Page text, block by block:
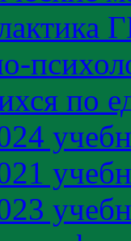
по